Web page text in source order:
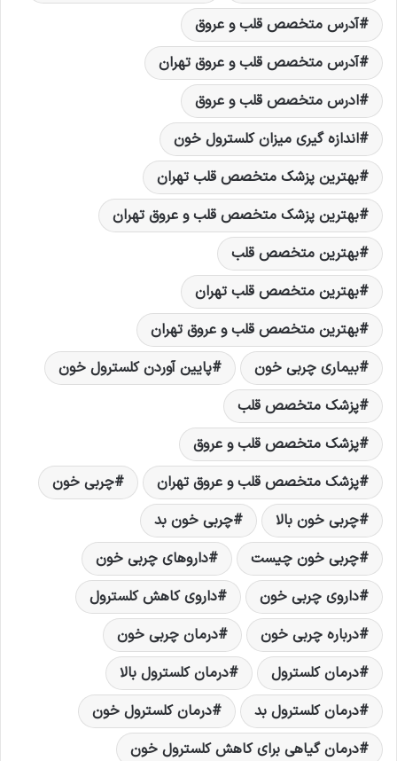
آدرس متخصص قلب و عروق
آدرس متخصص قلب و عروق تهران
ادرس متخصص قلب و عروق
اندازه گيری ميزان کلسترول خون
بهترين پزشک متخصص قلب تهران
بهترين پزشک متخصص قلب و عروق تهران
بهترين متخصص قلب
بهترين متخصص قلب تهران
بهترين متخصص قلب و عروق تهران
بيماری چربی خون
پايين آوردن کلسترول خون
پزشک متخصص قلب
پزشک متخصص قلب و عروق
پزشک متخصص قلب و عروق تهران
چربی خون
چربی خون بالا
چربی خون بد
چربی خون چيست
داروهای چربی خون
داروی چربی خون
داروی کاهش کلسترول
درباره چربی خون
درمان چربی خون
درمان کلسترول
درمان کلسترول بالا
درمان کلسترول بد
درمان کلسترول خون
درمان گياهی برای کاهش کلسترول خون